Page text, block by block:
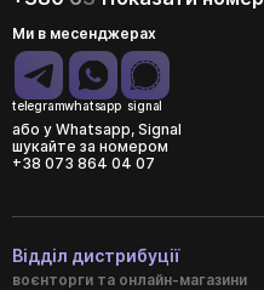
Ми в месенджерах
telegramwhatsapp signal
або у Whatsapp, Signal
шукайте за номером
+38 073 864 04 07
Відділ дистрибуції
воєнторги та онлайн-магазини